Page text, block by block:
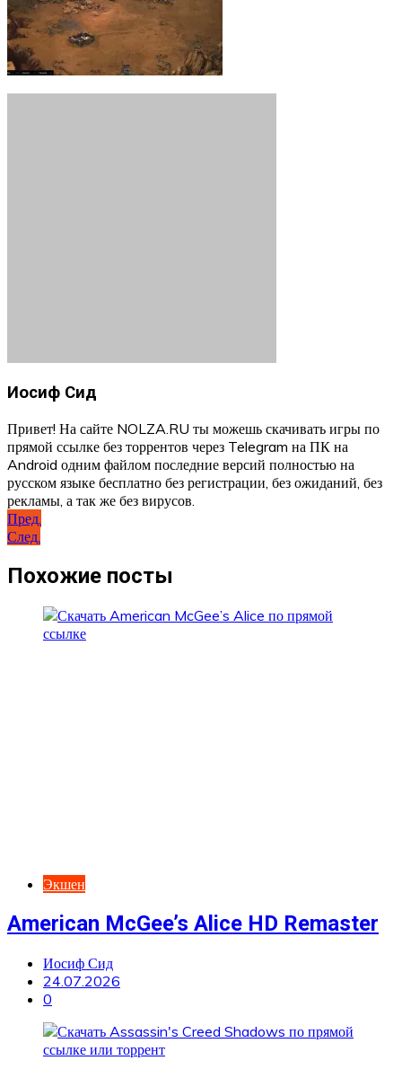
Иосиф Сид
Привет! На сайте NOLZA.RU ты можешь скачивать игры по
прямой ссылке без торрентов через Telegram на ПК на
Android одним файлом последние версий полностью на
русском языке бесплатно без регистрации, без ожиданий, без
рекламы, а так же без вирусов.
Навигация
по
записям
Пред.
След.
Похожие посты
Экшен
American McGee’s Alice HD Remaster
Иосиф Сид
24.07.2026
0